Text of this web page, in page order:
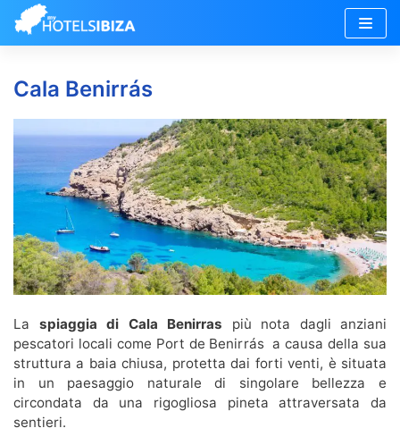
Vai
contenuto
Cala Benirrás
La spiaggia di Cala Benirras più nota dagli anziani
pescatori locali come Port de Benirrás a causa della sua
struttura a baia chiusa, protetta dai forti venti, è situata
in un paesaggio naturale di singolare bellezza e
circondata da una rigogliosa pineta attraversata da
sentieri.